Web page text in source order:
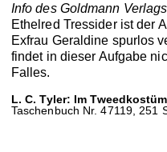
Info des Goldmann
Ethelred Tressider ist der
Exfrau Geraldine spurlos
findet in dieser Aufgabe
Falles.
L. C. Tyler: Im
Taschenbuch Nr. 47119, 251